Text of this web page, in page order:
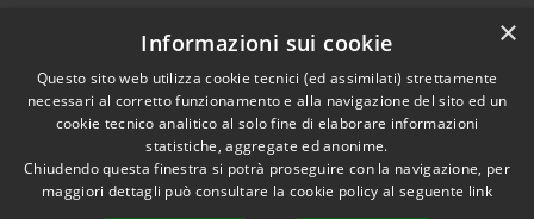
Whisteblowing
RSS
Accessibilità
Copyright © 2026 • Comune di
×
Informazioni sui cookie
Questo sito web utilizza cookie tecnici (ed assimilati) strettamente
necessari al corretto funzionamento e alla navigazione del sito ed un
cookie tecnico analitico al solo fine di elaborare informazioni
statistiche, aggregate ed anonime.
Chiudendo questa finestra si potrà proseguire con la navigazione, per
maggiori dettagli può consultare la cookie policy al seguente link